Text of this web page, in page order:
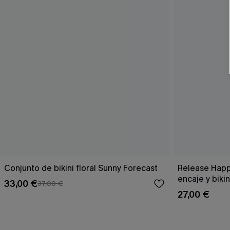
Conjunto de bikini floral Sunny Forecast
33,00 €37,00 €
Release
encaje y
27,00 €